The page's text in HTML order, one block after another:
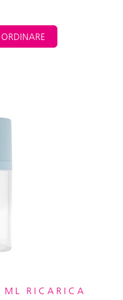
ML RICARICA